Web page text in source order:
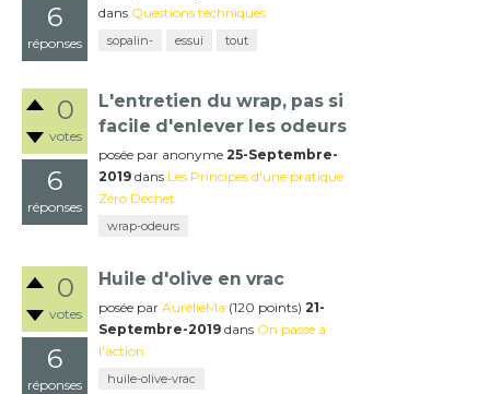
6
réponses
dans Questions techniques
sopalin- essui tout
0
votes
6
réponses
L'entretien du wrap, pas si
facile d'enlever les odeurs
posée par anonyme 25-Septembre-
2019 dans Les Principes d'une pratique
Zéro Déchet
wrap-odeurs
0
votes
6
réponses
Huile d'olive en vrac
posée par AurélieMa (120 points) 21-
Septembre-2019 dans On passe à
l'action
huile-olive-vrac